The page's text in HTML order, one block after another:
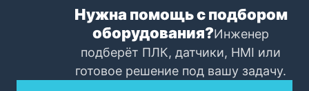
Нужна помощь с подбором
оборудования?Инженер
подберёт ПЛК, датчики, HMI или
готовое решение под вашу задачу.